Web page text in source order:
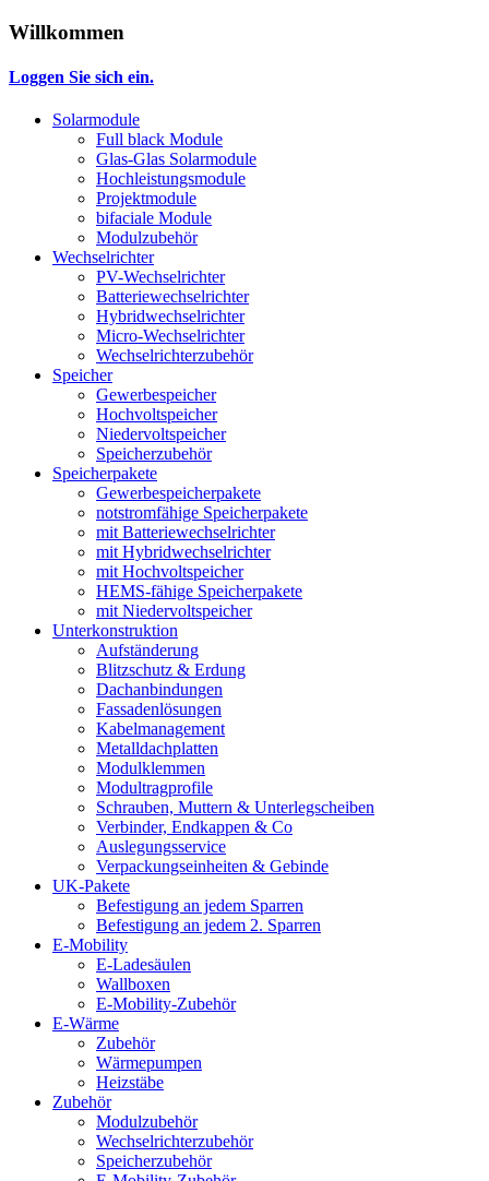
Willkommen
Loggen Sie sich ein.
Solarmodule
Full black Module
Glas-Glas Solarmodule
Hochleistungsmodule
Projektmodule
bifaciale Module
Modulzubehör
Wechselrichter
PV-Wechselrichter
Batteriewechselrichter
Hybridwechselrichter
Micro-Wechselrichter
Wechselrichterzubehör
Speicher
Gewerbespeicher
Hochvoltspeicher
Niedervoltspeicher
Speicherzubehör
Speicherpakete
Gewerbespeicherpakete
notstromfähige Speicherpakete
mit Batteriewechselrichter
mit Hybridwechselrichter
mit Hochvoltspeicher
HEMS-fähige Speicherpakete
mit Niedervoltspeicher
Unterkonstruktion
Aufständerung
Blitzschutz & Erdung
Dachanbindungen
Fassadenlösungen
Kabelmanagement
Metalldachplatten
Modulklemmen
Modultragprofile
Schrauben, Muttern & Unterlegscheiben
Verbinder, Endkappen & Co
Auslegungsservice
Verpackungseinheiten & Gebinde
UK-Pakete
Befestigung an jedem Sparren
Befestigung an jedem 2. Sparren
E-Mobility
E-Ladesäulen
Wallboxen
E-Mobility-Zubehör
E-Wärme
Zubehör
Wärmepumpen
Heizstäbe
Zubehör
Modulzubehör
Wechselrichterzubehör
Speicherzubehör